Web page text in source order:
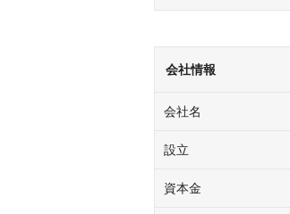
会社情報
会社名
設立
資本金